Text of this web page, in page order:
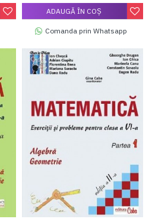
ADAUGĂ ÎN COŞ
Comanda prin Whatsapp